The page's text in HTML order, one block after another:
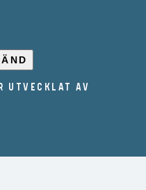
UTVECKLAT AV